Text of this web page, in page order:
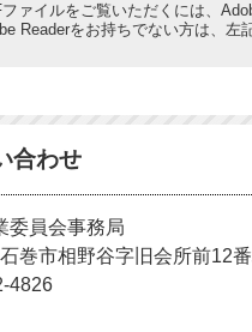
ファイルをご覧いただくには、
Readerをお持ちでない方は、左
合わせ
委員会事務局
巻市相野谷字旧会所前12
4826